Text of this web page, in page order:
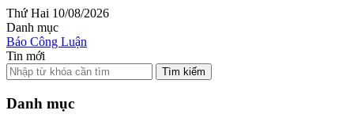
Thứ Hai 10/08/2026
Danh mục
Báo Công Luận
Tin mới
Tìm kiếm
Danh mục